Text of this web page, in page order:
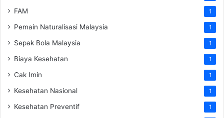
FAM 1
Pemain Naturalisasi Malaysia 1
Sepak Bola Malaysia 1
Biaya Kesehatan 1
Cak Imin 1
Kesehatan Nasional 1
Kesehatan Preventif 1